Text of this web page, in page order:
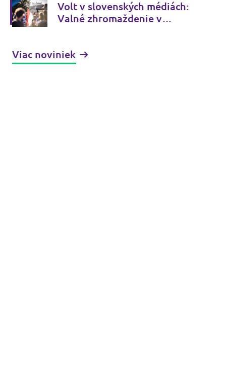
Volt v slovenských médiách:
Valné zhromaždenie v
Viac noviniek